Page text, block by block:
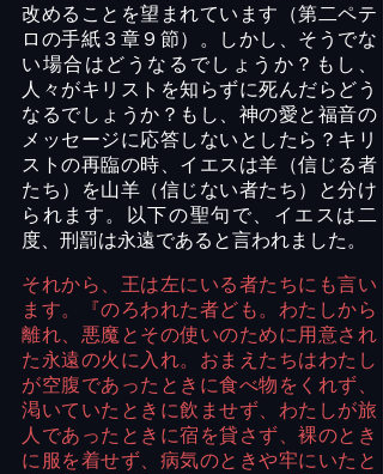
改めることを望まれています（第二ペテ
ロの手紙３章９節）。しかし、そうでな
い場合はどうなるでしょうか？もし、
人々がキリストを知らずに死んだらどう
なるでしょうか？もし、神の愛と福音の
メッセージに応答しないとしたら？キリ
ストの再臨の時、イエスは羊（信じる者
たち）を山羊（信じない者たち）と分け
られます。以下の聖句で、イエスは二
度、刑罰は永遠であると言われました。
それから、王は左にいる者たちにも言い
ます。『のろわれた者ども。わたしから
離れ、悪魔とその使いのために用意され
た永遠の火に入れ。おまえたちはわたし
が空腹であったときに食べ物をくれず、
渇いていたときに飲ませず、わたしが旅
人であったときに宿を貸さず、裸のとき
に服を着せず、病気のときや牢にいたと